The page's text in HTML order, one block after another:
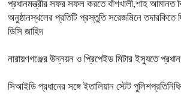
প্রধানমন্ত্রীর সফর সফল করতে বাঁশখালী,শাহ আমানত
অনুষ্ঠানস্থলের প্রতিটি প্রস্তুতি সরেজমিনে তদারকিতে
ডিসি জাহিদ
নারায়ণগঞ্জের উন্নয়ন ও প্রিপেইড মিটার ইস্যুতে
সিআইডি প্রধানের সঙ্গে ইতালিয়ান স্টেট